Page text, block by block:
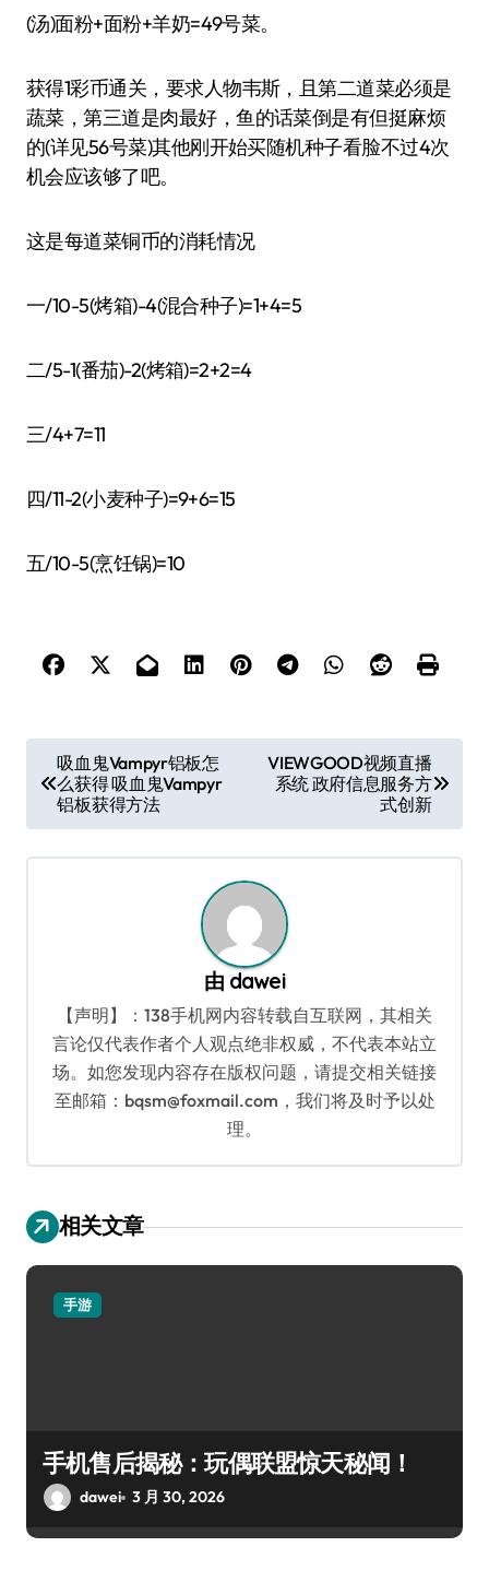
(汤)面粉+面粉+羊奶=49号菜。
获得1彩币通关，要求人物韦斯，且第二道菜必须是
蔬菜，第三道是肉最好，鱼的话菜倒是有但挺麻烦
的(详见56号菜)其他刚开始买随机种子看脸不过4次
机会应该够了吧。
这是每道菜铜币的消耗情况
一/10-5(烤箱)-4(混合种子)=1+4=5
二/5-1(番茄)-2(烤箱)=2+2=4
三/4+7=11
四/11-2(小麦种子)=9+6=15
五/10-5(烹饪锅)=10
章
导
航
吸血鬼Vampyr铝板怎
么获得 吸血鬼Vampyr
铝板获得方法
VIEWGOOD视频直播
系统 政府信息服务方
式创新
由 dawei
【声明】：138手机网内容转载自互联网，其相关
言论仅代表作者个人观点绝非权威，不代表本站立
场。如您发现内容存在版权问题，请提交相关链接
至邮箱：bqsm@foxmail.com，我们将及时予以处
理。
相关文章
手游
手机售后揭秘：玩偶联盟惊天秘闻！
dawei 3 月 30, 2026